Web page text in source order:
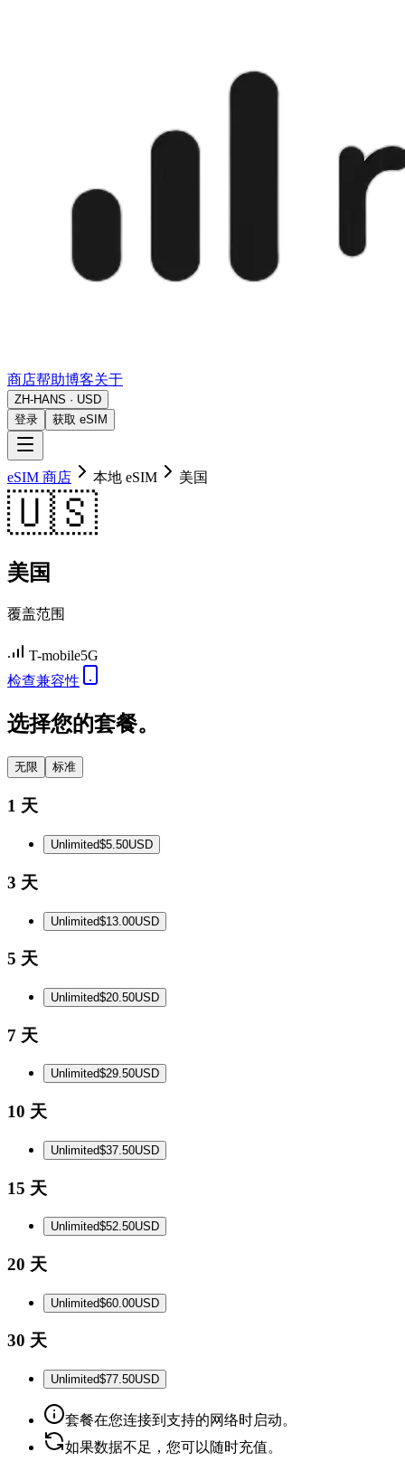
商店帮助博客关于
ZH-HANS · USD
登录
获取 eSIM
eSIM 商店 本地 eSIM 美国
🇺🇸
美国
覆盖范围
T-mobile5G
检查兼容性
选择您的套餐。
无限 标准
1 天
Unlimited$5.50USD
3 天
Unlimited$13.00USD
5 天
Unlimited$20.50USD
7 天
Unlimited$29.50USD
10 天
Unlimited$37.50USD
15 天
Unlimited$52.50USD
20 天
Unlimited$60.00USD
30 天
Unlimited$77.50USD
套餐在您连接到支持的网络时启动。
如果数据不足，您可以随时充值。